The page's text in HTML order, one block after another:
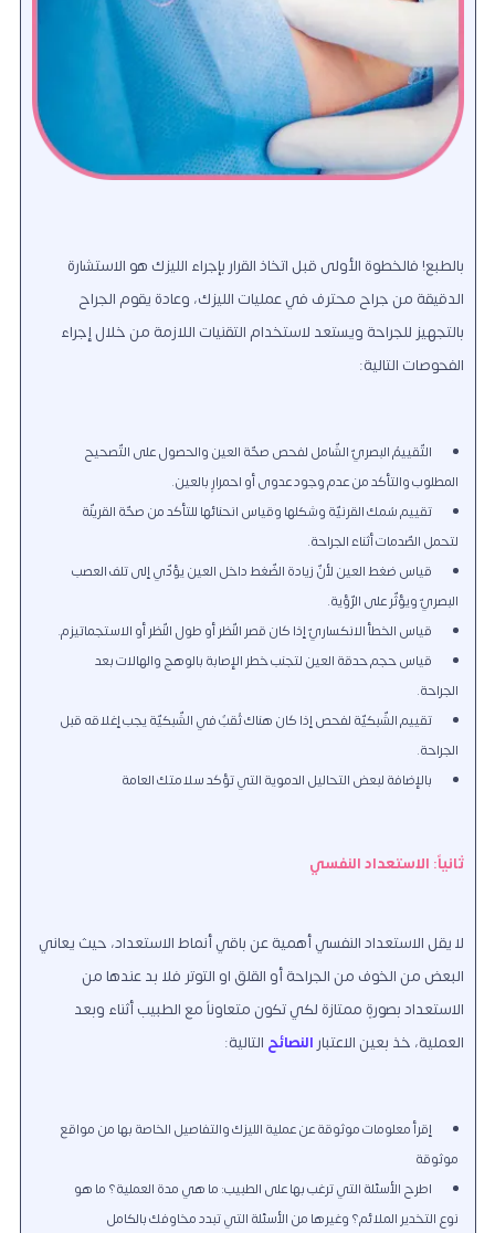
بالطبع! فالخطوة الأولى قبل اتخاذ القرار بإجراء الليزك هو الاستشارة
الدقيقة من جراح محترف في عمليات الليزك، وعادة يقوم الجراح
بالتجهيز للجراحة ويستعد لاستخدام التقنيات اللازمة من خلال إجراء
الفحوصات التالية:
التّقييمُ البصريّ الشّامل لفحص صحّة العين والحصول على التّصحيح
المطلوب والتأكد من عدم وجود عدوى أو احمرارٍ بالعين.
تقييم سُمك القرنيّة وشكلها وقياس انحنائها للتأكد من صحّة القرينّة
لتحمُّل الصّدمات أثناء الجراحة.
قياس ضغط العين لأنّ زيادة الضّغط داخل العين يؤدّي إلى تلف العصب
البصريّ ويؤثّر على الرّؤية.
قياس الخطأ الانكساريّ إذا كان قصر النّظر أو طول النّظر أو الاستجماتيزم.
قياس حجم حدقة العين لتجنُّب خطر الإصابة بالوهج والهالات بعد
الجراحة.
تقييم الشّبكيّة لفحص إذا كان هناك ثُقبٌ في الشّبكيّة يجب إغلاقه قبل
الجراحة.
بالإضافة لبعض التحاليل الدموية التي تؤكد سلامتك العامة
ثانياً: الاستعداد النفسي
لا يقل الاستعداد النفسي أهمية عن باقي أنماط الاستعداد، حيث يعاني
البعض من الخوف من الجراحة أو القلق او التوتر فلا بد عندها من
الاستعداد بصورةٍ ممتازة لكي تكون متعاوناً مع الطبيب أثناء وبعد
العملية، خذ بعين الاعتبار النصائح التالية:
إقرأ معلومات موثوقة عن عملية الليزك والتفاصيل الخاصة بها من مواقع
موثوقة
اطرح الأسئلة التي ترغب بها على الطبيب: ما هي مدة العملية؟ ما هو
نوع التخدير الملائم؟ وغيرها من الأسئلة التي تبدد مخاوفك بالكامل